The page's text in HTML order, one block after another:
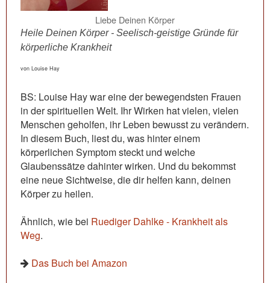
Liebe Deinen Körper
Heile Deinen Körper - Seelisch-geistige Gründe für
körperliche Krankheit
von Louise Hay
BS: Louise Hay war eine der bewegendsten Frauen
in der spirituellen Welt. Ihr Wirken hat vielen, vielen
Menschen geholfen, ihr Leben bewusst zu verändern.
In diesem Buch, liest du, was hinter einem
körperlichen Symptom steckt und welche
Glaubenssätze dahinter wirken. Und du bekommst
eine neue Sichtweise, die dir helfen kann, deinen
Körper zu heilen.
Ähnlich, wie bei Ruediger Dahlke - Krankheit als
Weg.
Das Buch bei Amazon